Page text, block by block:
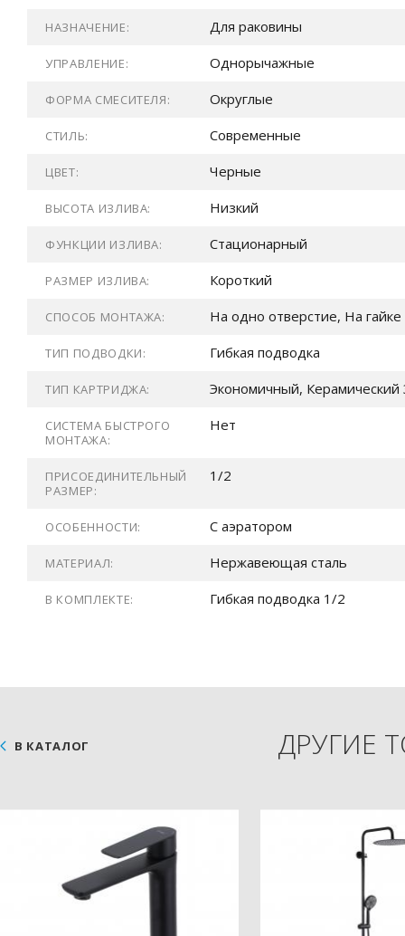
НАЗНАЧЕНИЕ: Для раковины
УПРАВЛЕНИЕ: Однорычажные
ФОРМА СМЕСИТЕЛЯ: Округлые
СТИЛЬ: Современные
ЦВЕТ: Черные
ВЫСОТА ИЗЛИВА: Низкий
ФУНКЦИИ ИЗЛИВА: Стационарный
РАЗМЕР ИЗЛИВА: Короткий
СПОСОБ МОНТАЖА: На одно отверстие, На гайке
ТИП ПОДВОДКИ: Гибкая подводка
ТИП КАРТРИДЖА: Экономичный, Керамический
СИСТЕМА БЫСТРОГО
МОНТАЖА:
Нет
ПРИСОЕДИНИТЕЛЬНЫЙ
РАЗМЕР:
1/2
ОСОБЕННОСТИ: С аэратором
МАТЕРИАЛ: Нержавеющая сталь
В КОМПЛЕКТЕ: Гибкая подводка 1/2
ДРУГИЕ
В КАТАЛОГ